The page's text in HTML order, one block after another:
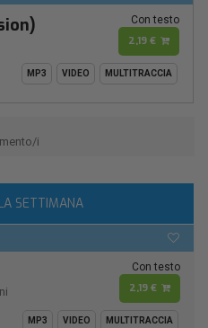
Con testo
2,19 €
MP3 VIDEO MULTITRACCIA
i
SETTIMANA
Con testo
2,19 €
MP3 VIDEO MULTITRACCIA